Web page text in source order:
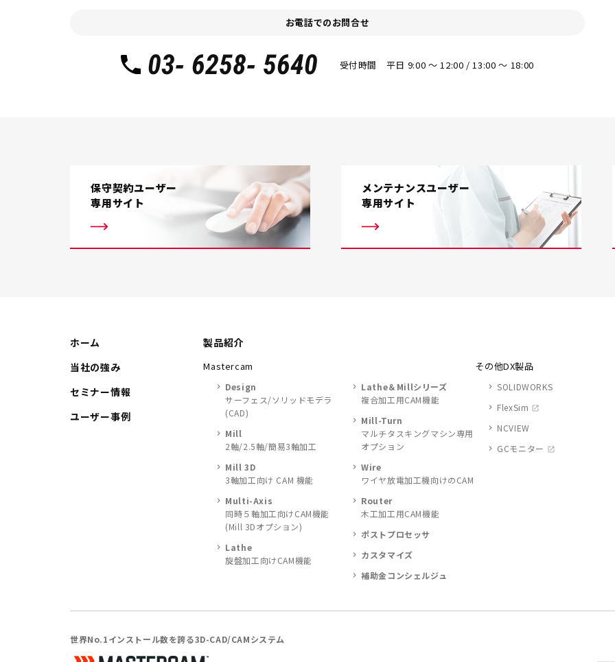
お電話でのお問合せ
03- 6258- 5640 受付時間 平日 9:00 〜 12:00 / 13:00 〜 18:00
保守契約ユーザー
専用サイト
メンテナンスユーザー
専用サイト
ホーム
当社の強み
セミナー情報
ユーザー事例
製品紹介
Mastercam
Design
サーフェス/ソリッドモデラ
(CAD)
Mill
2軸/2.5軸/簡易3軸加工
Mill 3D
3軸加工向け CAM 機能
Multi-Axis
同時５軸加工向けCAM機能
(Mill 3Dオプション)
Lathe
旋盤加工向けCAM機能
Lathe＆Millシリーズ
複合加工用CAM機能
Mill-Turn
マルチタスキングマシン専用
オプション
Wire
ワイヤ放電加工機向けのCAM
Router
木工加工用CAM機能
ポストプロセッサ
カスタマイズ
補助金コンシェルジュ
その他DX製品
SOLIDWORKS
FlexSim
NCVIEW
GCモニター
世界No.1インストール数を誇る3D-CAD/CAMシステム